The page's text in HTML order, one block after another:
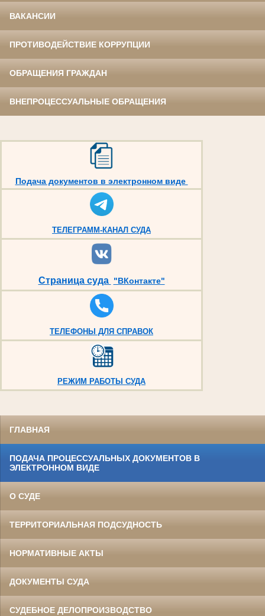
ВАКАНСИИ
ПРОТИВОДЕЙСТВИЕ КОРРУПЦИИ
ОБРАЩЕНИЯ ГРАЖДАН
ВНЕПРОЦЕССУАЛЬНЫЕ ОБРАЩЕНИЯ
Подача документов в электронном виде
ТЕЛЕГРАММ-КАНАЛ СУДА
Страница суда "ВКонтакте"
ТЕЛЕФОНЫ ДЛЯ СПРАВОК
РЕЖИМ РАБОТЫ СУДА
ГЛАВНАЯ
ПОДАЧА ПРОЦЕССУАЛЬНЫХ ДОКУМЕНТОВ В
ЭЛЕКТРОННОМ ВИДЕ
О СУДЕ
ТЕРРИТОРИАЛЬНАЯ ПОДСУДНОСТЬ
НОРМАТИВНЫЕ АКТЫ
ДОКУМЕНТЫ СУДА
СУДЕБНОЕ ДЕЛОПРОИЗВОДСТВО